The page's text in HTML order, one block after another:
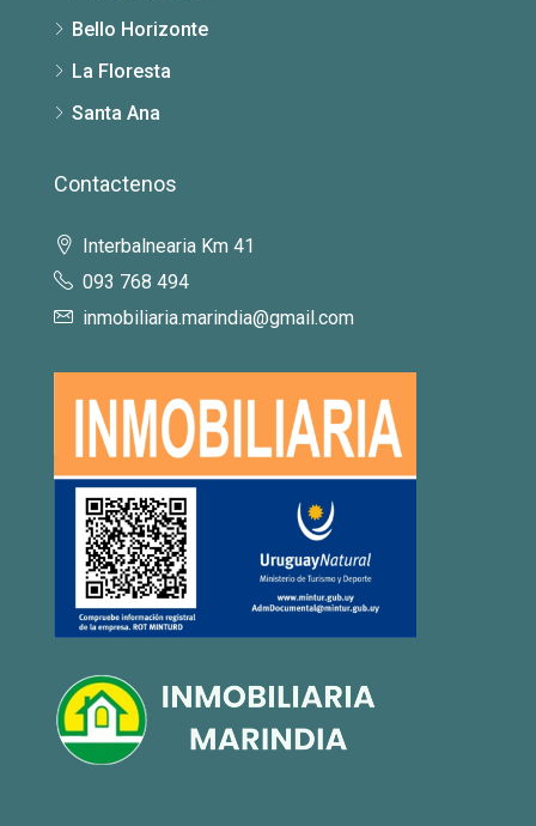
Bello Horizonte
La Floresta
Santa Ana
Contactenos
Interbalnearia Km 41
093 768 494
inmobiliaria.marindia@gmail.com